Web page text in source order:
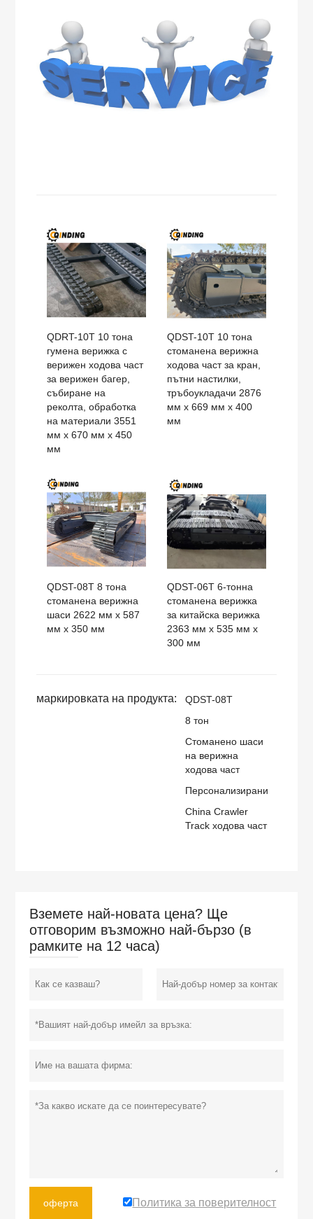
QDRT-10T 10 тона
гумена верижка с
верижен ходова част
за верижен багер,
събиране на
реколта, обработка
на материали 3551
мм x 670 мм x 450
мм
QDST-10T 10 тона
стоманена верижна
ходова част за кран,
пътни настилки,
тръбоукладачи 2876
мм x 669 мм x 400
мм
QDST-08T 8 тона
стоманена верижна
шаси 2622 мм x 587
мм x 350 мм
QDST-06T 6-тонна
стоманена верижка
за китайска верижка
2363 мм x 535 мм x
300 мм
маркировката на продукта:
QDST-08T
8 тон
Стоманено шаси
на верижна
ходова част
Персонализирани
China Crawler
Track ходова част
Вземете най-новата цена? Ще
отговорим възможно най-бързо (в
рамките на 12 часа)
оферта Политика за поверителност